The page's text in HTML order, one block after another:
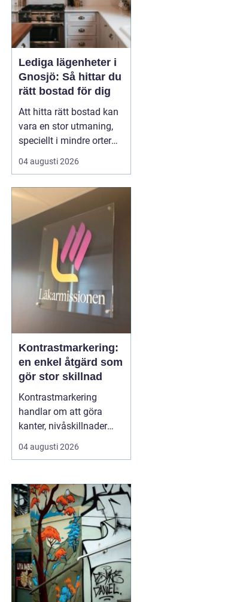
Lediga lägenheter i
Gnosjö: Så hittar du
rätt bostad för dig
Att hitta rätt bostad kan
vara en stor utmaning,
speciellt i mindre orter
där utbudet kan vara
begränsat. Lediga
het potatis för den som
letar efter ett nytt boende
i denna charmiga del av
04 augusti 2026
Kontrastmarkering:
en enkel åtgärd som
gör stor skillnad
Kontrastmarkering
handlar om att göra
kanter, nivåskillnader
och glasytor tydliga med
hjälp av färg och form.
risken för olyckor och
göra miljöer mer
tillgängliga för alla sä...
04 augusti 2026